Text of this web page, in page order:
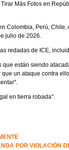
Más Fotos en
Colombia, Perú, Chile,
julio de 2026.
redadas de ICE,
están siendo
un ataque contra
en tierra robada".
POR VIOLACIÓN